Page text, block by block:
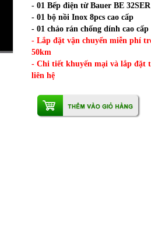
- 01 Bếp điện từ Bauer BE 32SER
- 01 bộ nồi Inox 8pcs cao cấp
- 01 chảo rán chống dính cao cấp
- Lắp đặt vận chuyển miễn phí
50km
- Chi tiết khuyến mại và lắp đặt
liên hệ